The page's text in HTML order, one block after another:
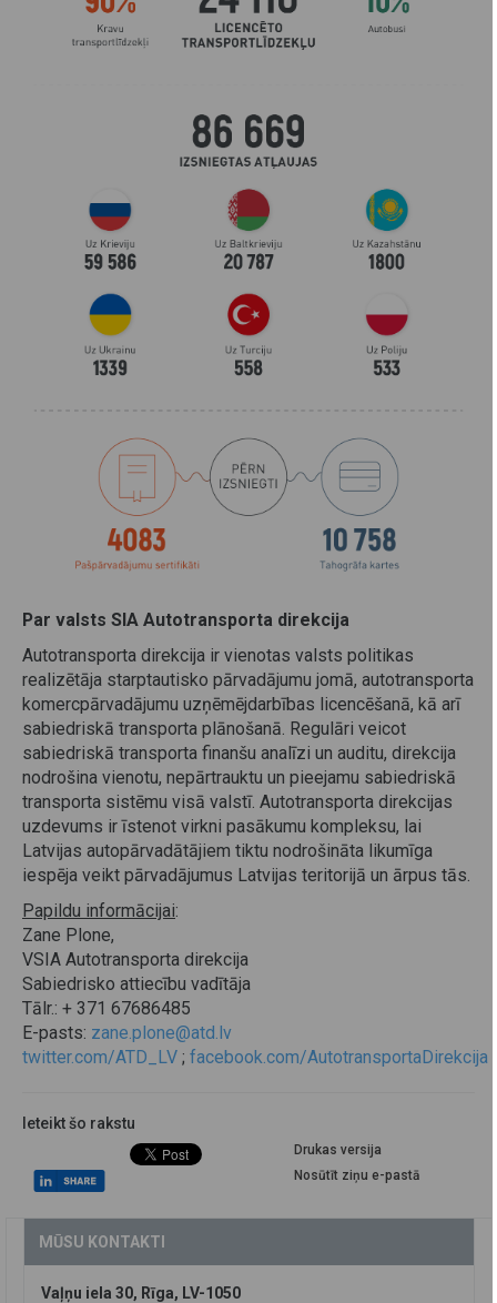
Par valsts SIA Autotransporta direkcija
Autotransporta direkcija ir vienotas valsts politikas
realizētāja starptautisko pārvadājumu jomā, autotransporta
komercpārvadājumu uzņēmējdarbības licencēšanā, kā arī
sabiedriskā transporta plānošanā. Regulāri veicot
sabiedriskā transporta finanšu analīzi un auditu, direkcija
nodrošina vienotu, nepārtrauktu un pieejamu sabiedriskā
transporta sistēmu visā valstī. Autotransporta direkcijas
uzdevums ir īstenot virkni pasākumu kompleksu, lai
Latvijas autopārvadātājiem tiktu nodrošināta likumīga
iespēja veikt pārvadājumus Latvijas teritorijā un ārpus tās.
Papildu informācijai:
Zane Plone,
VSIA Autotransporta direkcija
Sabiedrisko attiecību vadītāja
Tālr.: + 371 67686485
E-pasts: zane.plone@atd.lv
twitter.com/ATD_LV ; facebook.com/AutotransportaDirekcija
Ieteikt šo rakstu
Drukas versija
Nosūtīt ziņu e-pastā
MŪSU KONTAKTI
Vaļņu iela 30, Rīga, LV-1050